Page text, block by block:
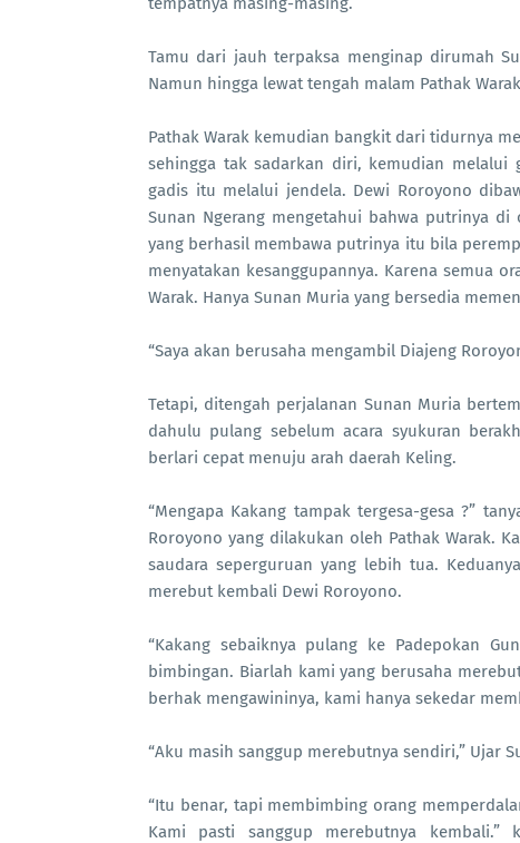
Tamu dari jauh terpaksa menginap dirumah
Namun hingga lewat tengah malam Pathak
Pathak Warak kemudian bangkit dari tidurnya
sehingga tak sadarkan diri, kemudian melalui
gadis itu melalui jendela. Dewi Roroyono
Sunan Ngerang mengetahui bahwa putrinya
yang berhasil membawa putrinya itu bila
menyatakan kesanggupannya. Karena semua
Warak. Hanya Sunan Muria yang bersedia
“Saya akan berusaha mengambil Diajeng
Tetapi, ditengah perjalanan Sunan Muria
dahulu pulang sebelum acara syukuran
berlari cepat menuju arah daerah Keling.
“Mengapa Kakang tampak tergesa-gesa ?”
Roroyono yang dilakukan oleh Pathak Warak.
saudara seperguruan yang lebih tua.
merebut kembali Dewi Roroyono.
“Kakang sebaiknya pulang ke Padepokan
bimbingan. Biarlah kami yang berusaha
berhak mengawininya, kami hanya sekedar
“Aku masih sanggup merebutnya sendiri,” Ujar
“Itu benar, tapi membimbing orang
Kami pasti sanggup merebutnya